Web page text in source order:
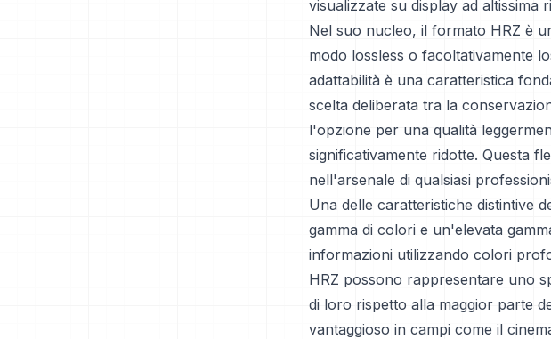
visualizzate su display ad altissima
Nel suo nucleo, il formato HRZ è
modo lossless o facoltativamente
adattabilità è una caratteristica
scelta deliberata tra la
l'opzione per una qualità
significativamente ridotte. Questa
nell'arsenale di qualsiasi
Una delle caratteristiche distintive
gamma di colori e un'elevata
informazioni utilizzando colori
HRZ possono rappresentare uno
di loro rispetto alla maggior parte
vantaggioso in campi come il